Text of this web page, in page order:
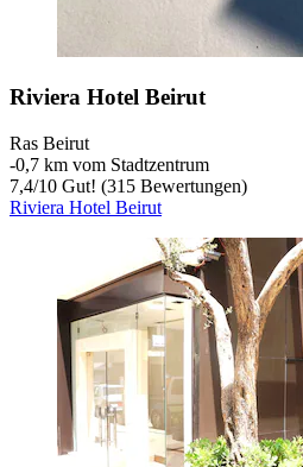
Riviera Hotel Beirut
Ras Beirut
‐0,7 km vom Stadtzentrum
7,4/10 Gut! (315 Bewertungen)
Riviera Hotel Beirut